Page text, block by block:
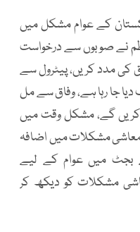
کے عوام مشکل میں
نے صوبوں سے درخواست
کی مدد کریں، پیٹرول سے
جا رہا ہے، وفاق سے مل
گے، مشکل وقت میں
مشکلات میں اضافہ
بجٹ میں عوام کے لیے
مشکلات کو دیکھ کر